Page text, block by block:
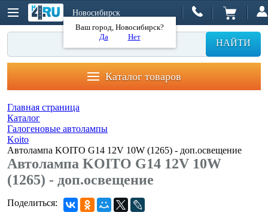
Новосибирск
Ваш город, Новосибирск?
Да
Нет
НАЙТИ
Каталог товаров
Главная страница
Каталог
Галогеновые автолампы
Koito
Автолампа KOITO G14 12V 10W (1265) - доп.освещение
Автолампа KOITO G14 12V 10W
(1265) - доп.освещение
Поделиться: